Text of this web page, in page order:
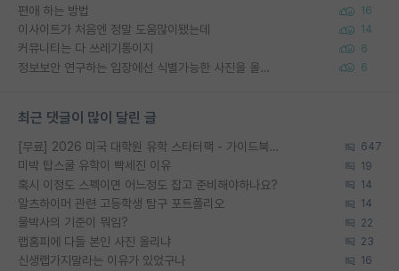
편애 하는 방법 16
이사이트가 처음엔 정말 도움많이됐는데 14
커뮤니티는 다 쓰레기통이지 6
정보보안 연구하는 입장에선 식별가능한 사진을 올리는건 비추이긴함 6
최근 댓글이 많이 달린 글
[무료] 2026 미국 대학원 유학 스타터팩 - 가이드북 & 합격자 컨택메일 템플릿 647
미박 탑스쿨 유학이 빡세진 이유 19
혹시 이정도 스펙이면 어느정도 잡고 준비해야하나요? 14
알츠하이머 관련 고등학생 탐구 포트폴리오 14
물박사의 기준이 뭐임? 22
랩홈피에 다들 본인 사진 올리냐 23
신생랩가지말라는 이유가 있었구나 16